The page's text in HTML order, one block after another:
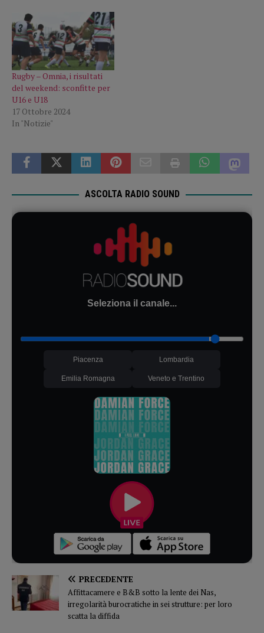
Rugby – Omnia, i risultati
del weekend: sconfitte per
U16 e U18
17 Ottobre 2024
In "Notizie"
ASCOLTA RADIO SOUND
Seleziona il canale...
Piacenza Lombardia
Emilia Romagna Veneto e Trentino
PRECEDENTE
Affittacamere e B&B sotto la lente dei Nas,
irregolarità burocratiche in sei strutture: per loro
scatta la diffida